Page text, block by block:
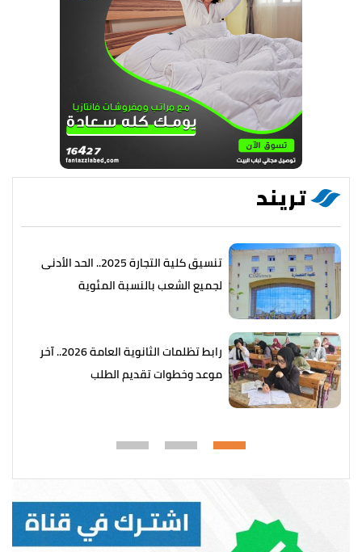
تريند
تنسيق كلية التجارة 2025.. الحد الأدنى
لجميع الشعب بالنسبة المئوية
رابط تظلمات الثانوية العامة 2026.. آخر
موعد وخطوات تقديم الطلب